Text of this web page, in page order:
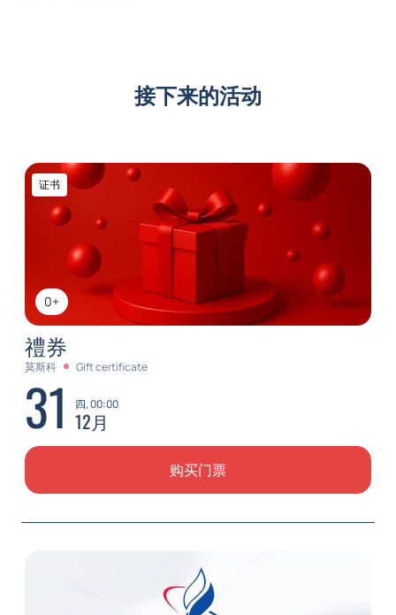
接下来的活动
0+
证书
禮券
莫斯科 Gift certificate
31 四, 00:00
12月
购买门票